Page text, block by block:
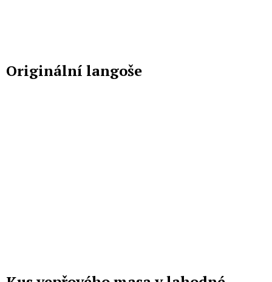
Originální langoše